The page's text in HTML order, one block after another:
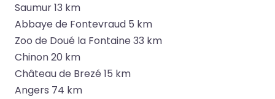
Saumur 13 km
Abbaye de Fontevraud 5 km
Zoo de Doué la Fontaine 33 km
Chinon 20 km
Château de Brezé 15 km
Angers 74 km